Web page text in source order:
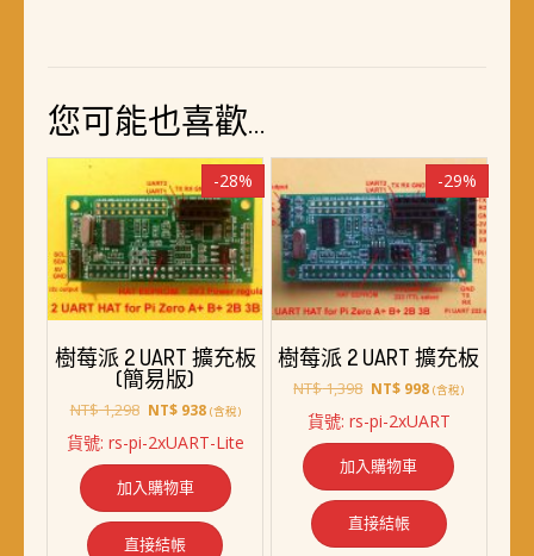
您可能也喜歡…
-28%
樹莓派 2 UART 擴充板
(簡易版)
NT$1,298 原
價
NT$ 1,298。
NT$938目
價
格：
NT$ 938。
(含稅)
貨號: rs-pi-2xUART-Lite
加入購物車
直接結帳
-29%
樹莓派 2 UART 擴充板
NT$1,398 原
價
NT$ 1,398。
NT$ 998目
價
格：
NT$ 998。
(含稅)
貨號: rs-pi-2xUART
加入購物車
直接結帳